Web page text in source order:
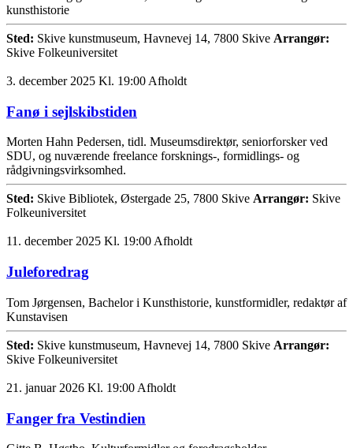
kunsthistorie
Sted: Skive kunstmuseum, Havnevej 14, 7800 Skive Arrangør:
Skive Folkeuniversitet
3. december 2025 Kl. 19:00 Afholdt
Fanø i sejlskibstiden
Morten Hahn Pedersen, tidl. Museumsdirektør, seniorforsker ved
SDU, og nuværende freelance forsknings-, formidlings- og
rådgivningsvirksomhed.
Sted: Skive Bibliotek, Østergade 25, 7800 Skive Arrangør: Skive
Folkeuniversitet
11. december 2025 Kl. 19:00Afholdt
Juleforedrag
Tom Jørgensen, Bachelor i Kunsthistorie, kunstformidler, redaktør af
Kunstavisen
Sted: Skive kunstmuseum, Havnevej 14, 7800 Skive Arrangør:
Skive Folkeuniversitet
21. januar 2026 Kl. 19:00 Afholdt
Fanger fra Vestindien